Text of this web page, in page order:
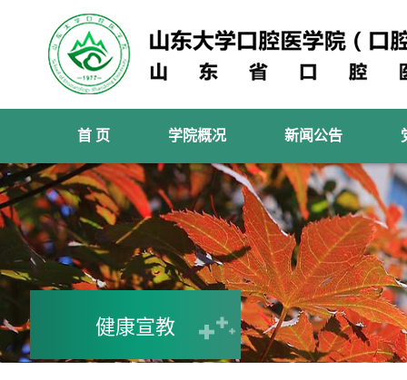
首 页 学院概况 新闻公告
健康宣教